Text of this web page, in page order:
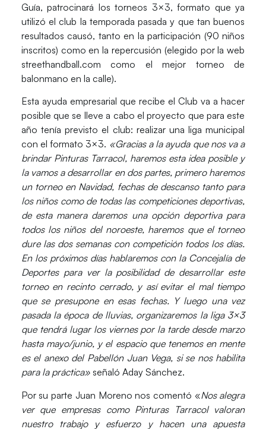
Guía, patrocinará los torneos 3×3, formato que ya
utilizó el club la temporada pasada y que tan buenos
resultados causó, tanto en la participación (90 niños
inscritos) como en la repercusión (elegido por la web
streethandball.com como el mejor torneo de
balonmano en la calle).
Esta ayuda empresarial que recibe el Club va a hacer
posible que se lleve a cabo el proyecto que para este
año tenía previsto el club: realizar una liga municipal
con el formato 3×3. «Gracias a la ayuda que nos va a
brindar Pinturas Tarracol, haremos esta idea posible y
la vamos a desarrollar en dos partes, primero haremos
un torneo en Navidad, fechas de descanso tanto para
los niños como de todas las competiciones deportivas,
de esta manera daremos una opción deportiva para
todos los niños del noroeste, haremos que el torneo
dure las dos semanas con competición todos los días.
En los próximos días hablaremos con la Concejalía de
Deportes para ver la posibilidad de desarrollar este
torneo en recinto cerrado, y así evitar el mal tiempo
que se presupone en esas fechas. Y luego una vez
pasada la época de lluvias, organizaremos la liga 3×3
que tendrá lugar los viernes por la tarde desde marzo
hasta mayo/junio, y el espacio que tenemos en mente
es el anexo del Pabellón Juan Vega, si se nos habilita
para la práctica»señaló Aday Sánchez.
Por su parte Juan Moreno nos comentó «Nos alegra
ver que empresas como Pinturas Tarracol valoran
nuestro trabajo y esfuerzo y hacen una apuesta